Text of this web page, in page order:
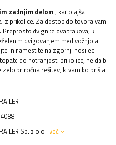
zadnjim delom , kar olajša
prikolice. Za dostop do tovora vam
dvignite dva trakova, ki
dvigovanjem med vožnjo ali
in namestite na zgornji nosilec
do notranjosti prikolice, ne da bi
priročna rešitev, ki vam bo prišla
Sp. z o.o več